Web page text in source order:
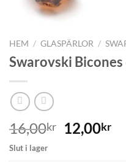
HEM / GLASPÄRLOR /
Swarovski Bicones
16,00kr 12,00kr
Slut i lager